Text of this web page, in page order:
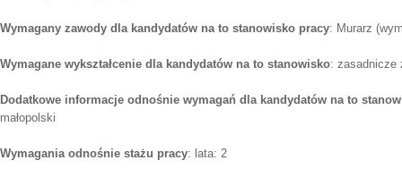
Wymagany zawody dla kandydatów na to stanowisko pracy: Murarz
Wymagane wykształcenie dla kandydatów na to stanowisko: zasadnicze
Dodatkowe informacje odnośnie wymagań dla kandydatów na to
małopolski
Wymagania odnośnie stażu pracy: lata: 2